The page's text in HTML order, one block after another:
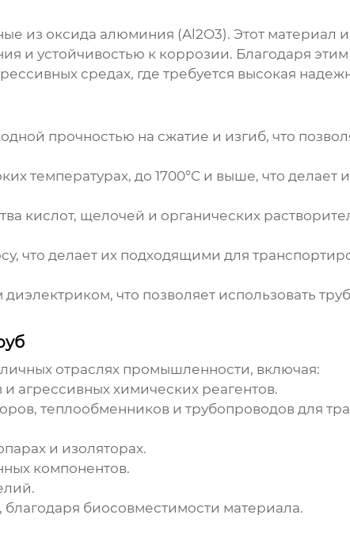
из оксида алюминия (Al2O3). Этот материал
и устойчивостью к коррозии. Благодаря этим
средах, где требуется высокая
прочностью на сжатие и изгиб, что
температурах, до 1700°C и выше, что делает
кислот, щелочей и органических
что делает их подходящими для
что позволяет использовать
отраслях промышленности, включая:
агрессивных химических реагентов.
теплообменников и трубопроводов для
и изоляторах.
компонентов.
благодаря биосовместимости материала.